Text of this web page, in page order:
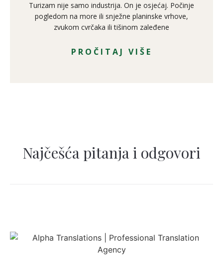
Turizam nije samo industrija. On je osjećaj. Počinje
pogledom na more ili snježne planinske vrhove,
zvukom cvrčaka ili tišinom zaleđene
PROČITAJ VIŠE
Najčešća pitanja i odgovori